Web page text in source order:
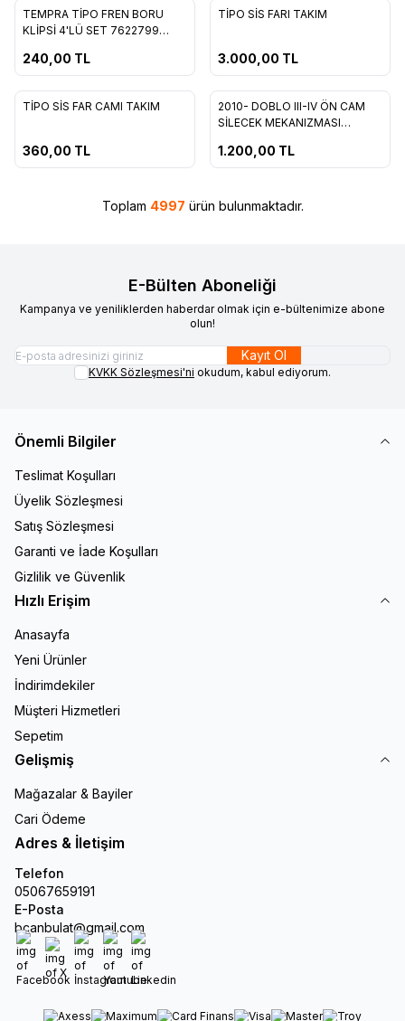
Favorilere Ekle
TEMPRA TİPO FREN BORU
KLİPSİ 4'LÜ SET 7622799
240,00 TL
TİPO SİS FARI TAKIM
3.000,00 TL
TİPO SİS FAR CAMI TAKIM
360,00 TL
Favorilere Ekle
2010- DOBLO III-IV ÖN CAM
SİLECEK MEKANIZMASI
1.200,00 TL
Toplam 4997 ürün bulunmaktadır.
E-Bülten Aboneliği
Kampanya ve yeniliklerden haberdar olmak için e-bültenimize abone
olun!
Kayıt Ol
KVKK Sözleşmesi'ni okudum, kabul ediyorum.
Önemli Bilgiler
Teslimat Koşulları
Üyelik Sözleşmesi
Satış Sözleşmesi
Garanti ve İade Koşulları
Gizlilik ve Güvenlik
Hızlı Erişim
Anasayfa
Yeni Ürünler
İndirimdekiler
Müşteri Hizmetleri
Sepetim
Gelişmiş
Mağazalar & Bayiler
Cari Ödeme
Adres & İletişim
Telefon
05067659191
E-Posta
bcanbulat@gmail.com
Facebook
X İnstagram
Youtube